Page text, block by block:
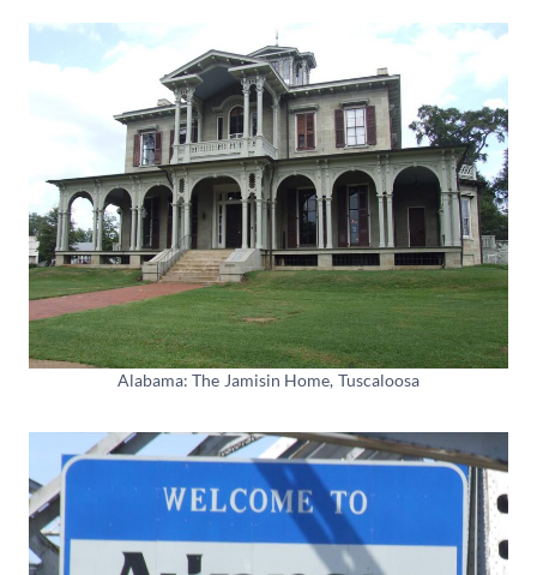
Alabama: The Jamisin Home, Tuscaloosa